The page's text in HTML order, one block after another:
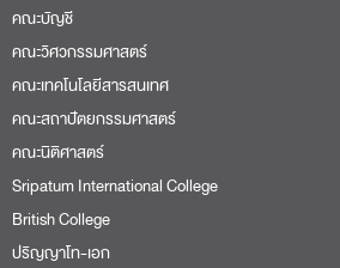
คณะบัญชี
คณะวิศวกรรมศาสตร์
คณะเทคโนโลยีสารสนเทศ
คณะสถาปัตยกรรมศาสตร์
คณะนิติศาสตร์
Sripatum International College
British College
ปริญญาโท-เอก